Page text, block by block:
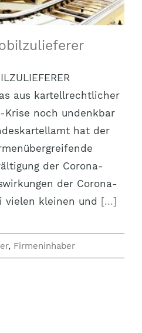
aus kartellrechtlicher
Krise noch undenkbar
hat der
der Corona-
der Corona-
vielen kleinen und [...]
, Firmeninhaber